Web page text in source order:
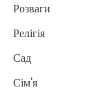
Розваги
Релігія
Сад
Сім'я